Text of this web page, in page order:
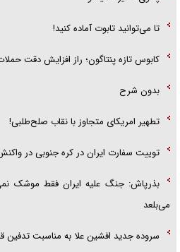
تا می‌توانید تابوت آماده کنید!
کابوس تازه پنتاگون؛ راز افزایش دقت
بدون شرح
تطهیر امریکای متجاوز با نقاب صلح‌طلبی!
توییت سفارت ایران در کره جنوبی در
بذرپاش: ‏جنگ علیه ایران فقط موشک
می‌بلعد
سروده جدید افشین علا به مناسبت تدفین